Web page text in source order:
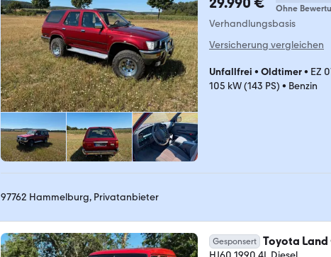
Ohne
Verhandlungsbasis
Versicherung vergleichen
Unfallfrei • Oldtimer• EZ
105 kW (143 PS) • Benzin
97762 Hammelburg, Privatanbieter
Gesponsert Toyota Land